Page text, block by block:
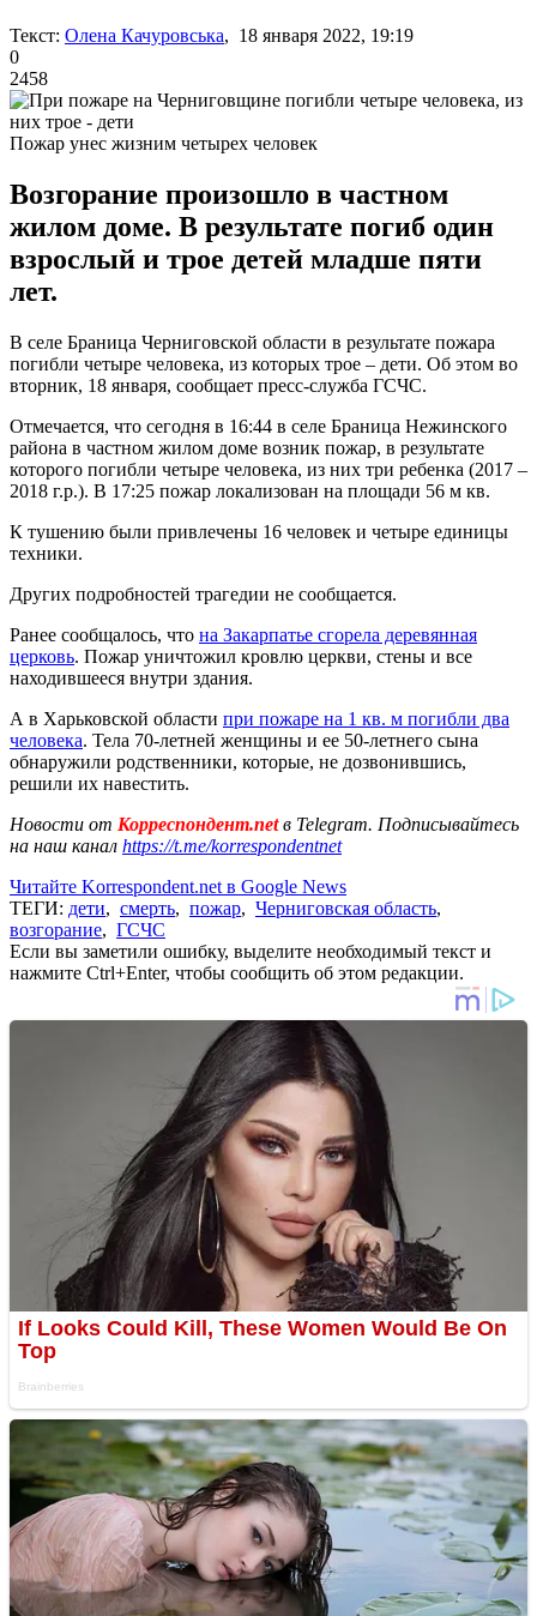
Текст: Олена Качуровська, 18 января 2022, 19:19
0
2458
Пожар унес жизним четырех человек
Возгорание произошло в частном
жилом доме. В результате погиб один
взрослый и трое детей младше пяти
лет.
В селе Браница Черниговской области в результате пожара
погибли четыре человека, из которых трое – дети. Об этом во
вторник, 18 января, сообщает пресс-служба ГСЧС.
Отмечается, что сегодня в 16:44 в селе Браница Нежинского
района в частном жилом доме возник пожар, в результате
которого погибли четыре человека, из них три ребенка (2017 –
2018 г.р.). В 17:25 пожар локализован на площади 56 м кв.
К тушению были привлечены 16 человек и четыре единицы
техники.
Других подробностей трагедии не сообщается.
Ранее сообщалось, что на Закарпатье сгорела деревянная
церковь. Пожар уничтожил кровлю церкви, стены и все
находившееся внутри здания.
А в Харьковской области при пожаре на 1 кв. м погибли два
человека. Тела 70-летней женщины и ее 50-летнего сына
обнаружили родственники, которые, не дозвонившись,
решили их навестить.
Новости от Корреспондент.netв Telegram. Подписывайтесь
на наш канал https://t.me/korrespondentnet
Читайте Korrespondent.net в Google News
ТЕГИ: дети, смерть, пожар, Черниговская область,
возгорание, ГСЧС
Если вы заметили ошибку, выделите необходимый текст и
нажмите Ctrl+Enter, чтобы сообщить об этом редакции.